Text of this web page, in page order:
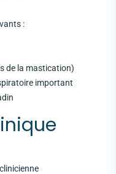
:
de la mastication)
important